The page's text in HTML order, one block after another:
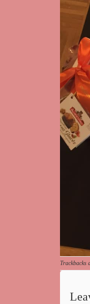
Trackbacks